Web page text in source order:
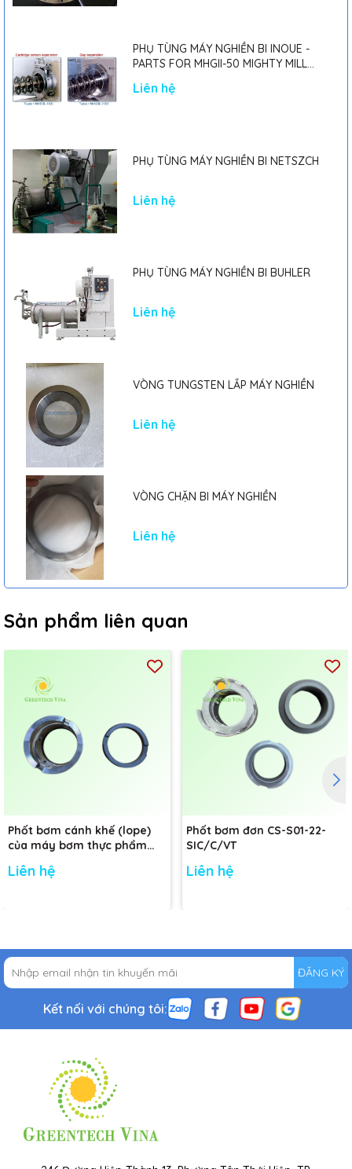
PHỤ TÙNG MÁY NGHIỀN BI INOUE -
PARTS FOR MHGII-50 MIGHTY MILL
Liên hệ
PHỤ TÙNG MÁY NGHIỀN BI NETSZCH
Liên hệ
PHỤ TÙNG MÁY NGHIỀN BI BUHLER
Liên hệ
VÒNG TUNGSTEN LẮP MÁY NGHIỀN
Liên hệ
VÒNG CHẶN BI MÁY NGHIỀN
Liên hệ
Sản phẩm liên quan
Phốt bơm cánh khế (lope)
của máy bơm thực phẩm
48mm
Liên hệ
Phốt bơm đơn CS-S01-22-
SIC/C/VT
Liên hệ
ĐĂNG KÝ
Kết nối với chúng tôi: